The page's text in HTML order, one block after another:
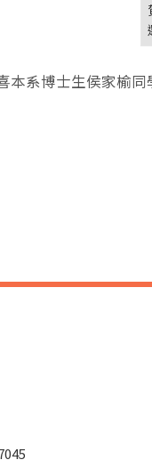
本系博士生侯家榆同